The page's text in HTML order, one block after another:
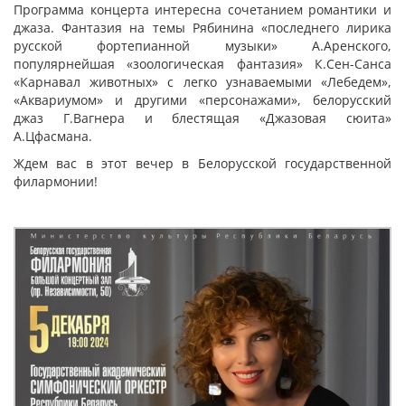
Программа концерта интересна сочетанием романтики и
джаза. Фантазия на темы Рябинина «последнего лирика
русской фортепианной музыки» А.Аренского,
популярнейшая «зоологическая фантазия» К.Сен-Санса
«Карнавал животных» с легко узнаваемыми «Лебедем»,
«Аквариумом» и другими «персонажами», белорусский
джаз Г.Вагнера и блестящая «Джазовая сюита»
А.Цфасмана.
Ждем вас в этот вечер в Белорусской государственной
филармонии!